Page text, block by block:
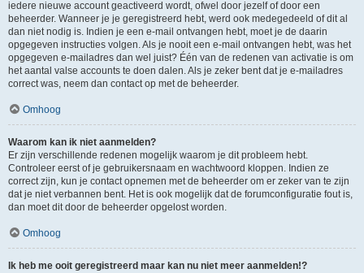
iedere nieuwe account geactiveerd wordt, ofwel door jezelf of door een
beheerder. Wanneer je je geregistreerd hebt, werd ook medegedeeld of dit al
dan niet nodig is. Indien je een e-mail ontvangen hebt, moet je de daarin
opgegeven instructies volgen. Als je nooit een e-mail ontvangen hebt, was het
opgegeven e-mailadres dan wel juist? Één van de redenen van activatie is om
het aantal valse accounts te doen dalen. Als je zeker bent dat je e-mailadres
correct was, neem dan contact op met de beheerder.
Omhoog
Waarom kan ik niet aanmelden?
Er zijn verschillende redenen mogelijk waarom je dit probleem hebt.
Controleer eerst of je gebruikersnaam en wachtwoord kloppen. Indien ze
correct zijn, kun je contact opnemen met de beheerder om er zeker van te zijn
dat je niet verbannen bent. Het is ook mogelijk dat de forumconfiguratie fout is,
dan moet dit door de beheerder opgelost worden.
Omhoog
Ik heb me ooit geregistreerd maar kan nu niet meer aanmelden!?